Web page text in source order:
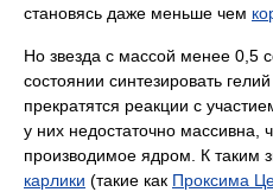
становясь даже меньше чем
Но звезда с массой менее 0,5
состоянии синтезировать
прекратятся реакции с
у них недостаточно массивна,
производимое ядром. К таким
карлики (такие как Проксима